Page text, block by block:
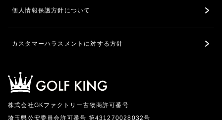
個人情報保護方針について
カスタマーハラスメントに対する方針
株式会社GKファクトリー古物商許可番号
埼玉県公安委員会許可番号 第431270028032号